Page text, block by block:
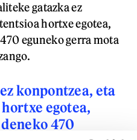
gatazka ez
hortxe egotea,
eguneko gerra mota
konpontzea, eta
egotea,
470